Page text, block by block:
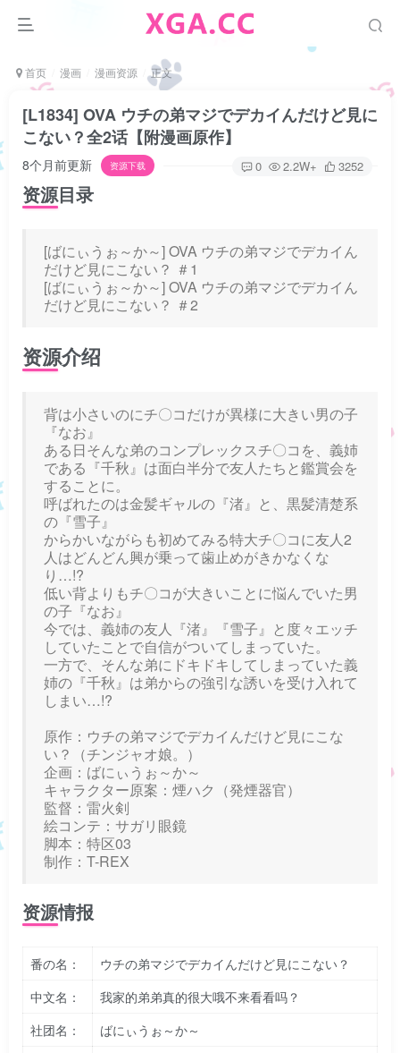
首页 漫画 漫画资源 正文
[L1834] OVA ウチの弟マジでデカイんだけど見に
こない？全2话【附漫画原作】
8个月前更新 资源下载 0 2.2W+ 3252
资源目录
[ばにぃうぉ～か～] OVA ウチの弟マジでデカイん
だけど見にこない？ ＃1
[ばにぃうぉ～か～] OVA ウチの弟マジでデカイん
だけど見にこない？ ＃2
资源介绍
背は小さいのにチ〇コだけが異様に大きい男の子
『なお』
ある日そんな弟のコンプレックスチ〇コを、義姉
である『千秋』は面白半分で友人たちと鑑賞会を
することに。
呼ばれたのは金髪ギャルの『渚』と、黒髪清楚系
の『雪子』
からかいながらも初めてみる特大チ〇コに友人2
人はどんどん興が乗って歯止めがきかなくな
り…!?
低い背よりもチ〇コが大きいことに悩んでいた男
の子『なお』
今では、義姉の友人『渚』『雪子』と度々エッチ
していたことで自信がついてしまっていた。
一方で、そんな弟にドキドキしてしまっていた義
姉の『千秋』は弟からの強引な誘いを受け入れて
しまい…!?
原作：ウチの弟マジでデカイんだけど見にこな
い？（チンジャオ娘。）
企画：ばにぃうぉ～か～
キャラクター原案：煙ハク（発煙器官）
監督：雷火剣
絵コンテ：サガリ眼鏡
脚本：特区03
制作：T-REX
资源情报
番の名：
ウチの弟マジでデカイんだけど見にこない？
中文名：
我家的弟弟真的很大哦不来看看吗？
社团名：
ばにぃうぉ～か～